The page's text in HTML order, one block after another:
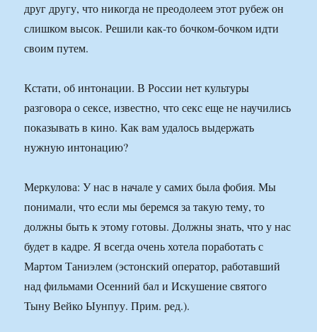
друг другу, что никогда не преодолеем этот рубеж он
слишком высок. Решили как-то бочком-бочком идти
своим путем.
Кстати, об интонации. В России нет культуры
разговора о сексе, известно, что секс еще не научились
показывать в кино. Как вам удалось выдержать
нужную интонацию?
Меркулова: У нас в начале у самих была фобия. Мы
понимали, что если мы беремся за такую тему, то
должны быть к этому готовы. Должны знать, что у нас
будет в кадре. Я всегда очень хотела поработать с
Мартом Таниэлем (эстонский оператор, работавший
над фильмами Осенний бал и Искушение святого
Тыну Вейко Ыунпуу. Прим. ред.).